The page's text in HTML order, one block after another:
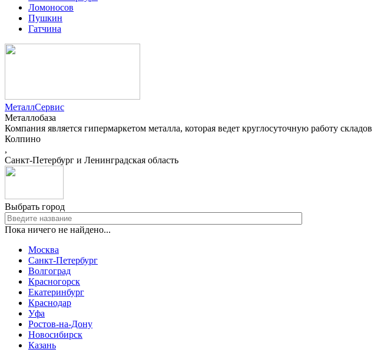
Ломоносов
Пушкин
Гатчина
МеталлСервис
Металлобаза
Компания является гипермаркетом металла, которая ведет круглосуточную работу
Колпино
,
Санкт-Петербург и Ленинградская область
Выбрать город
Пока ничего не найдено...
Москва
Санкт-Петербург
Волгоград
Красногорск
Екатеринбург
Краснодар
Уфа
Ростов-на-Дону
Новосибирск
Казань